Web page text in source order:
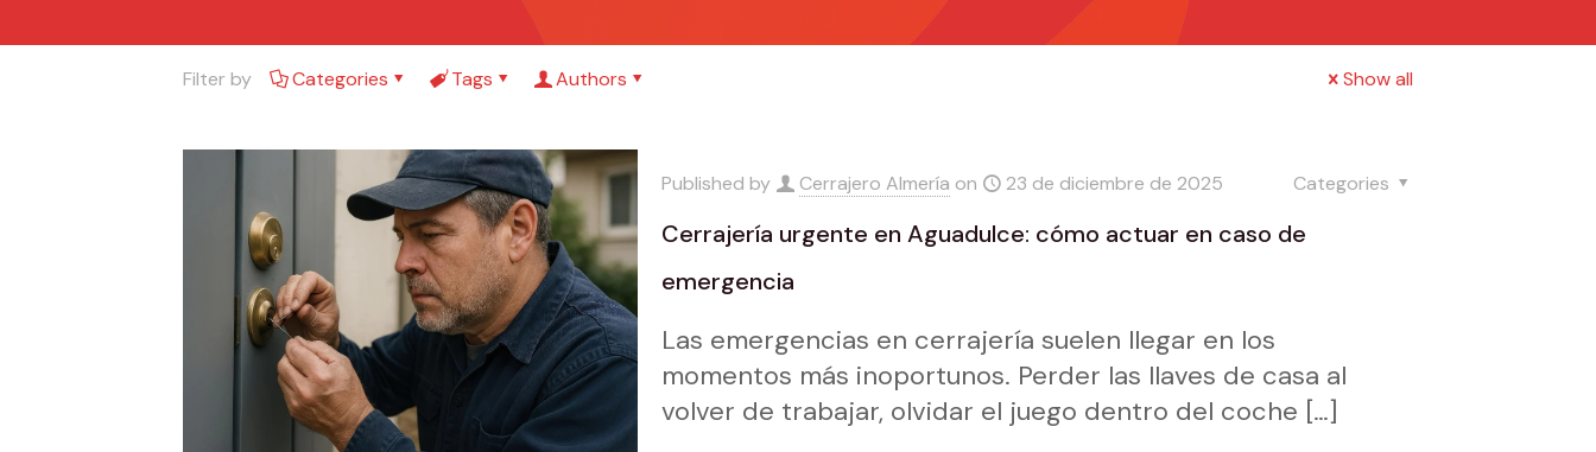
Filter by Categories Tags Authors Show all
Published by Cerrajero Almería on 23 de diciembre de 2025 Categories
Cerrajería urgente en Aguadulce: cómo actuar en caso de
emergencia
Las emergencias en cerrajería suelen llegar en los
momentos más inoportunos. Perder las llaves de casa al
volver de trabajar, olvidar el juego dentro del coche […]